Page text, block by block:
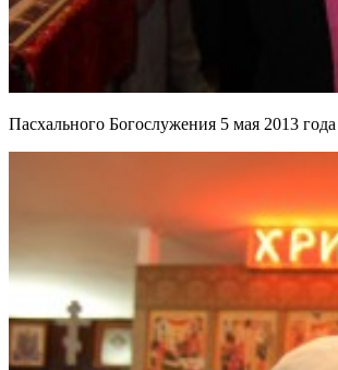
Пасхального Богослужения 5 мая 2013